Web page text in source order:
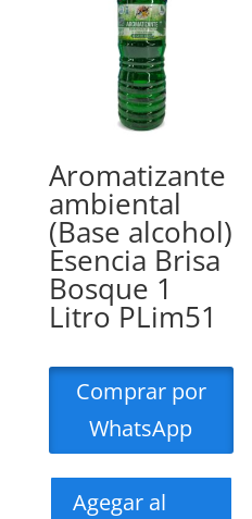
Aromatizante
ambiental
(Base alcohol)
Esencia Brisa
Bosque 1
Litro PLim51
Comprar por
WhatsApp
Agegar al